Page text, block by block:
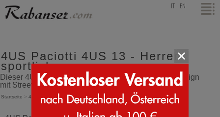
top EN
4US Paciotti 4US 13 - Herren
sportlich
Dieser 4US Paciotti Sneaker vereint progressives Design
mit Streetwear - Herren sportlich
Startseite > 4US Paciotti > 4US 13